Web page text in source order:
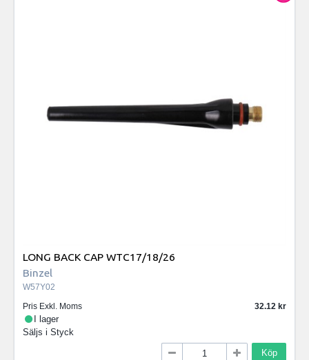
LONG BACK CAP WTC17/18/26
Binzel
W57Y02
Pris Exkl. Moms
32.12
I lager
Säljs i Styck
Köp